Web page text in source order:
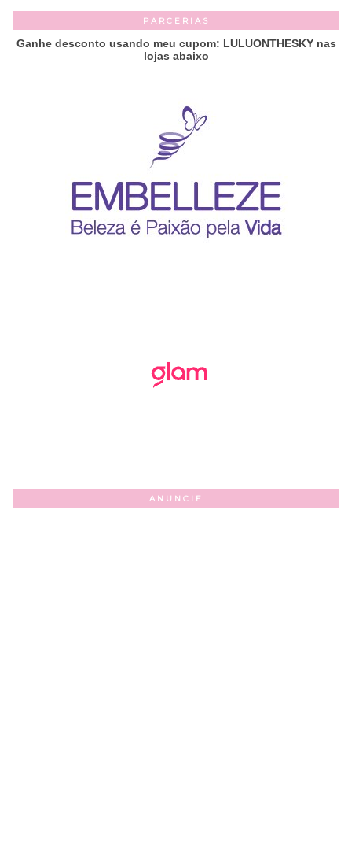
PARCERIAS
Ganhe desconto usando meu cupom: LULUONTHESKY nas
lojas abaixo
ANUNCIE